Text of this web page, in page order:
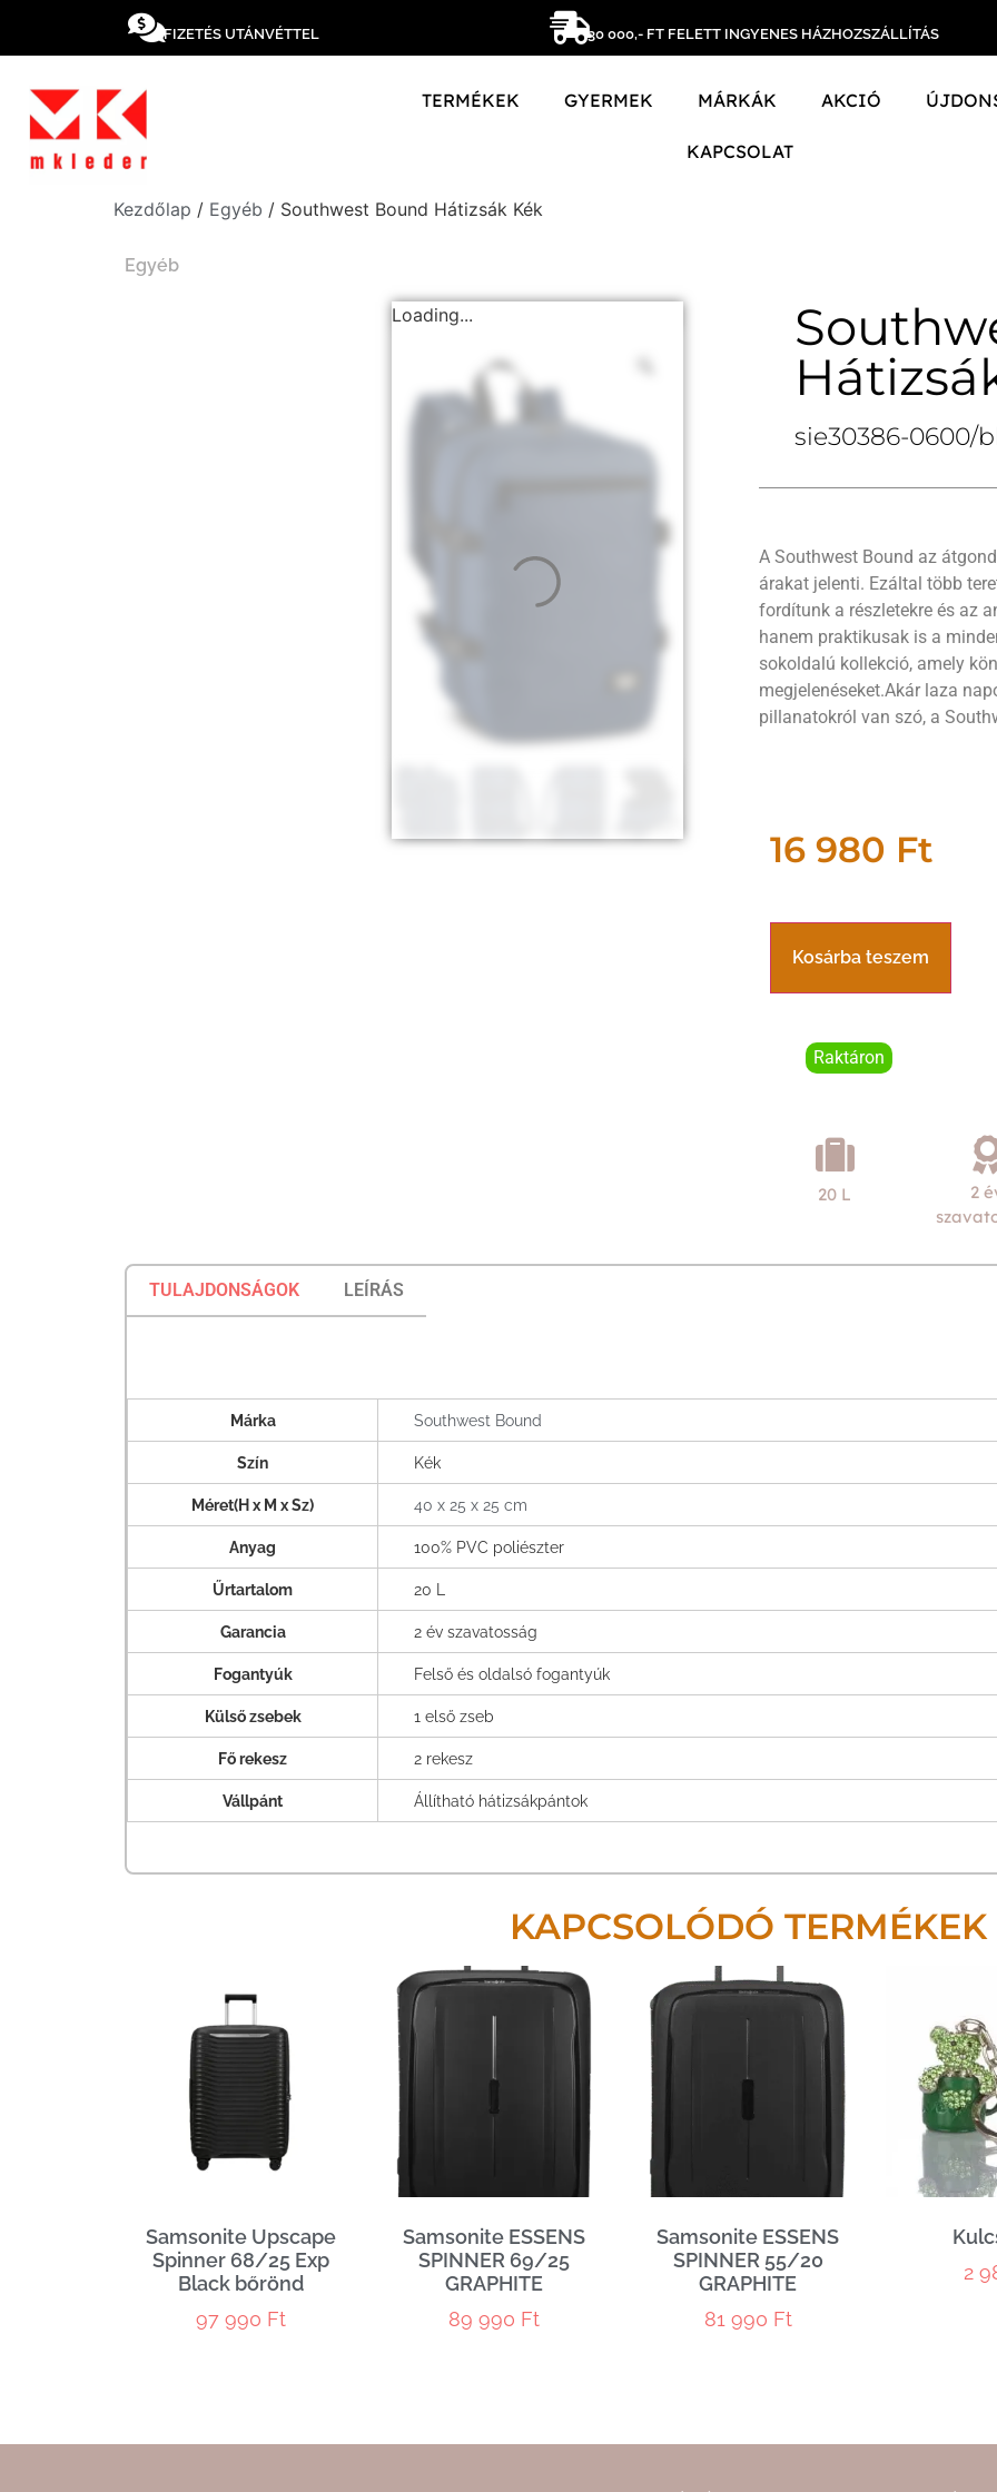
FIZETÉS UTÁNVÉTTEL 30 000,- FT FELETT INGYENES HÁZHOZSZÁLLÍTÁS
TERMÉKEK GYERMEK MÁRKÁK AKCIÓ
KAPCSOLAT
Kezdőlap / Egyéb / Southwest Bound Hátizsák Kék
Egyéb
Loading...
sie30386-0600/
A Southwest Bound az
árakat jelenti. Ezáltal több
fordítunk a részletekre és az
hanem praktikusak is a
sokoldalú kollekció, amely
megjelenéseket.Akár laza
pillanatokról van szó, a
16 980 Ft
Kosárba teszem
Raktáron
20 L
2
TULAJDONSÁGOK LEÍRÁS
Márka Southwest Bound
Szín Kék
Méret(H x M x Sz) 40 x 25 x 25 cm
Anyag 100% PVC poliészter
Űrtartalom 20 L
Garancia 2 év szavatosság
Fogantyúk Felső és oldalsó fogantyúk
Külső zsebek 1 első zseb
Fő rekesz 2 rekesz
Vállpánt Állítható hátizsákpántok
KAPCSOLÓDÓ TERMÉKEK
Samsonite Upscape
Spinner 68/25 Exp
Black bőrönd
97 990 Ft
Samsonite ESSENS
SPINNER 69/25
GRAPHITE
89 990 Ft
Samsonite ESSENS
SPINNER 55/20
GRAPHITE
81 990 Ft
2